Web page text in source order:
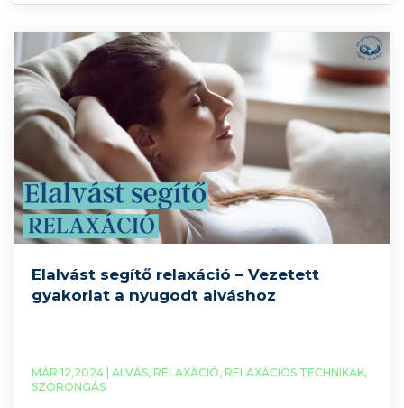
YouTube-csatornánkra is! Terápiás cél elérése
Elalvást segítő relaxáció – Vezetett
gyakorlat a nyugodt alváshoz
MÁR 12,2024 | ALVÁS, RELAXÁCIÓ, RELAXÁCIÓS TECHNIKÁK,
SZORONGÁS